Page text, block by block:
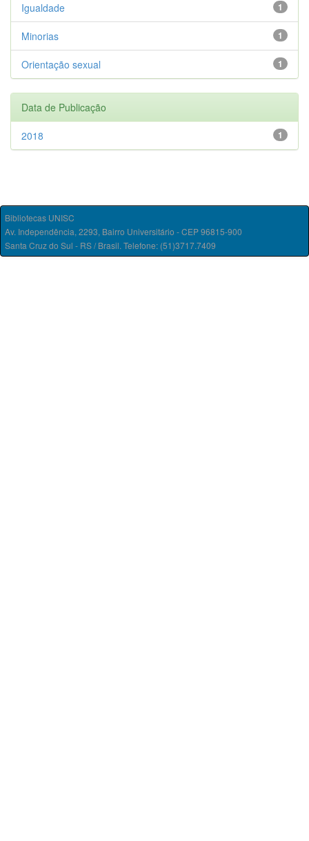
1
Igualdade
1
Minorias
1
Orientação sexual
Data de Publicação
1
2018
Bibliotecas UNISC
Av. Independência, 2293, Bairro Universitário - CEP 96815-900
Santa Cruz do Sul - RS / Brasil. Telefone: (51)3717.7409